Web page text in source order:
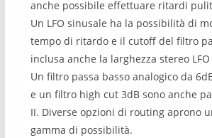
anche possibile effettuare ritardi
Un LFO sinusale ha la possibilità di
tempo di ritardo e il cutoff del filtro
inclusa anche la larghezza stereo
Un filtro passa basso analogico da
e un filtro high cut 3dB sono anche
II. Diverse opzioni di routing aprono
gamma di possibilità.